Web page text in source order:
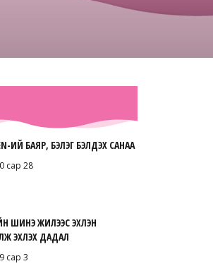
ИЙ БАЯР, БЭЛЭГ БЭЛДЭХ САНАА
сар 28
ШИНЭ ЖИЛЭЭС ЭХЛЭН
ЭХЛЭХ ДАДАЛ
сар 3